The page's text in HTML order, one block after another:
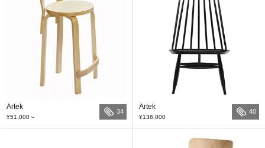
Artek
¥51,000～
34
Artek
¥136,000
40